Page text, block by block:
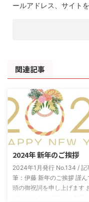
ールアドレス、サイトを
関連記事
2024年 新年のご挨拶
2024年1月発行 No.134 / 記
筆：伊藤 新年のご挨拶 謹ん
頭の御祝詞を申し上げます